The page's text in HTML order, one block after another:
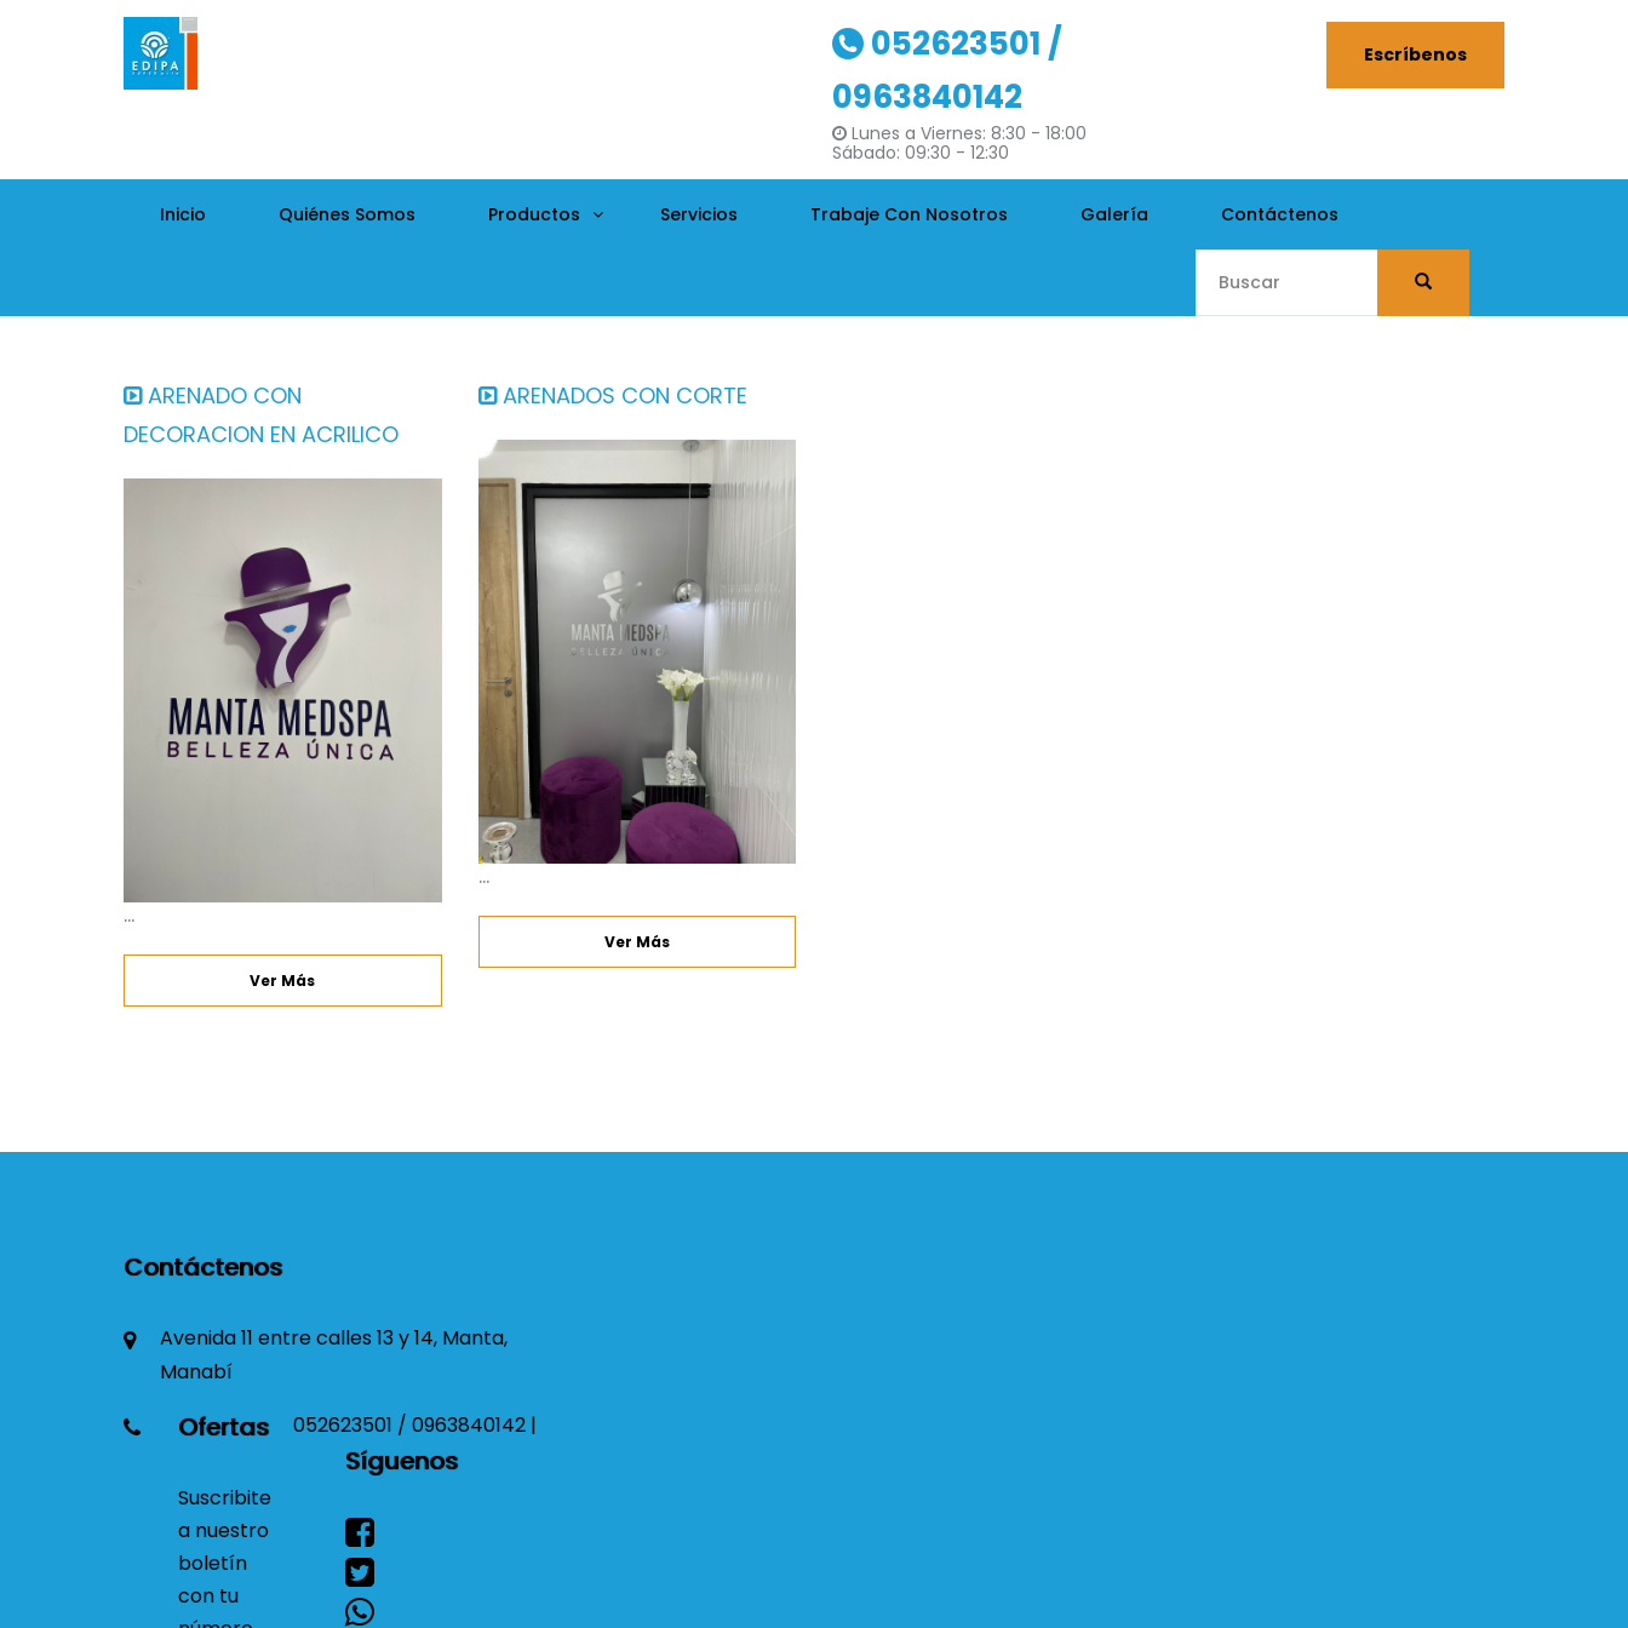
052623501 /
0963840142
Lunes a Viernes: 8:30 - 18:00
Sábado: 09:30 - 12:30
Escríbenos
Inicio Quiénes Somos Productos Servicios Trabaje Con Nosotros Galería Contáctenos
ARENADO CON
DECORACION EN ACRILICO
...
Ver Más
ARENADOS CON CORTE
...
Ver Más
Contáctenos
Avenida 11 entre calles 13 y 14, Manta,
Manabí
052623501 / 0963840142 |
Ofertas
Suscribite
a nuestro
boletín
con tu
Síguenos